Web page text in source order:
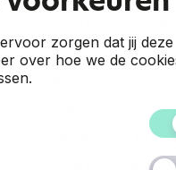
Iedere sector
Geen één
ander. En ook
vaak
dat we ons
ontwikkelden
zorgen dat jij deze
over hoe we de
van